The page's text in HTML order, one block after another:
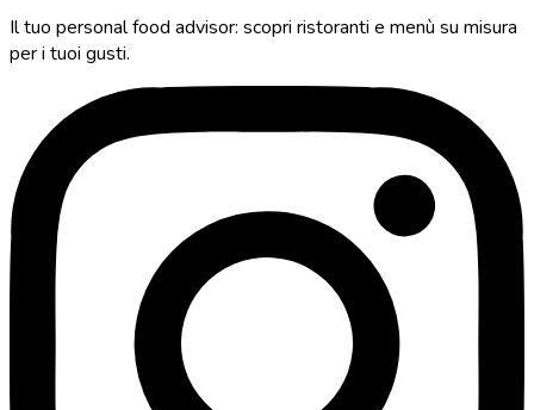
Il tuo personal food advisor: scopri ristoranti e menù su misura
per i tuoi gusti.